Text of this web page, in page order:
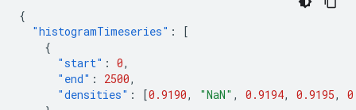
{
"histogramTimeseries" :
[
{
"start" : 0,
"end" : 2500,
"densities" : [0.9190, "NaN" , 0.9194, 0.9195,